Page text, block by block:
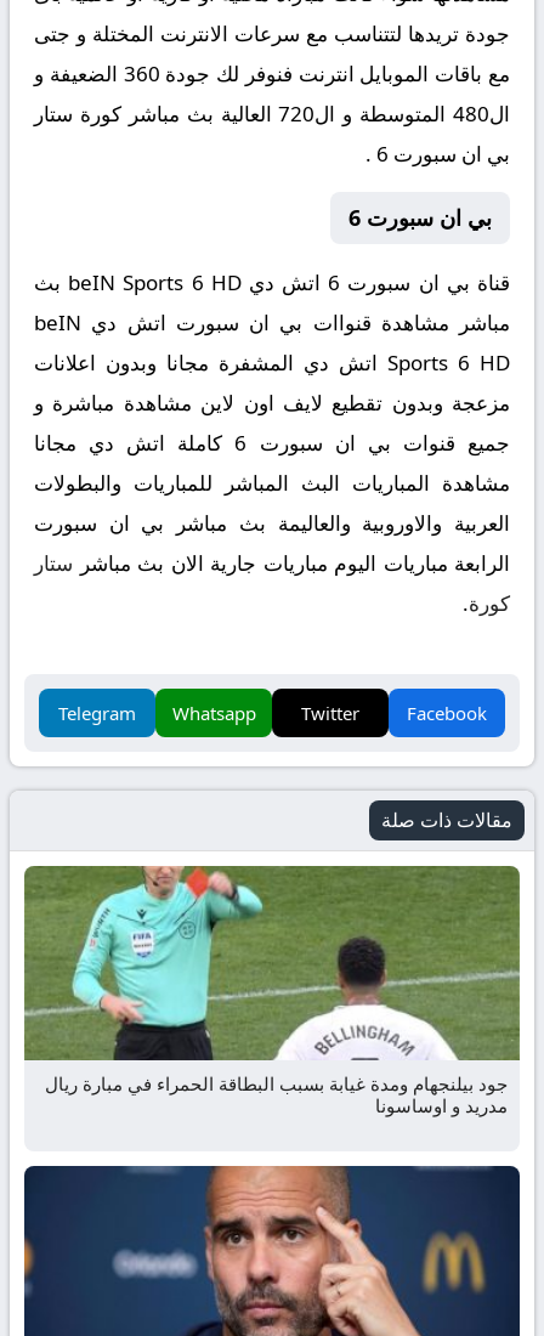
جودة تريدها لتتناسب مع سرعات الانترنت المختلة و جتى
مع باقات الموبايل انترنت فنوفر لك جودة 360 الضعيفة و
ال480 المتوسطة و ال720 العالية بث مباشر كورة ستار
بي ان سبورت 6 .
بي ان سبورت 6
قناة بي ان سبورت 6 اتش دي beIN Sports 6 HD بث
مباشر مشاهدة قنواات بي ان سبورت اتش دي beIN
Sports 6 HD اتش دي المشفرة مجانا وبدون اعلانات
مزعجة وبدون تقطيع لايف اون لاين مشاهدة مباشرة و
جميع قنوات بي ان سبورت 6 كاملة اتش دي مجانا
مشاهدة المباريات البث المباشر للمباريات والبطولات
العربية والاوروبية والعاليمة بث مباشر بي ان سبورت
الرابعة مباريات اليوم مباريات جارية الان بث مباشر ستار
كورة.
Facebook
Twitter
Whatsapp
Telegram
مقالات ذات صلة
جود بيلنجهام ومدة غيابة بسبب البطاقة الحمراء في مبارة ريال
مدريد و اوساسونا